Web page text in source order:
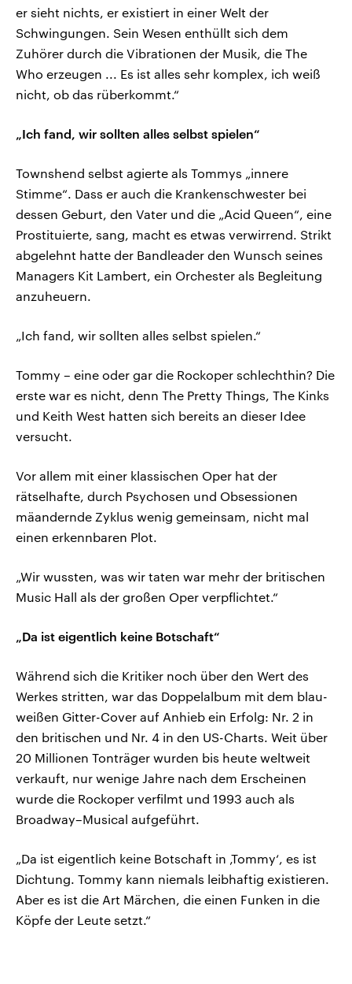
er sieht nichts, er existiert in einer Welt der
Schwingungen. Sein Wesen enthüllt sich dem
Zuhörer durch die Vibrationen der Musik, die The
Who erzeugen ... Es ist alles sehr komplex, ich weiß
nicht, ob das rüberkommt.“
„Ich fand, wir sollten alles selbst spielen“
Townshend selbst agierte als Tommys „innere
Stimme“. Dass er auch die Krankenschwester bei
dessen Geburt, den Vater und die „Acid Queen“, eine
Prostituierte, sang, macht es etwas verwirrend. Strikt
abgelehnt hatte der Bandleader den Wunsch seines
Managers Kit Lambert, ein Orchester als Begleitung
anzuheuern.
„Ich fand, wir sollten alles selbst spielen.“
Tommy – eine oder gar die Rockoper schlechthin? Die
erste war es nicht, denn The Pretty Things, The Kinks
und Keith West hatten sich bereits an dieser Idee
versucht.
Vor allem mit einer klassischen Oper hat der
rätselhafte, durch Psychosen und Obsessionen
mäandernde Zyklus wenig gemeinsam, nicht mal
einen erkennbaren Plot.
„Wir wussten, was wir taten war mehr der britischen
Music Hall als der großen Oper verpflichtet.“
„Da ist eigentlich keine Botschaft“
Während sich die Kritiker noch über den Wert des
Werkes stritten, war das Doppelalbum mit dem blau-
weißen Gitter-Cover auf Anhieb ein Erfolg: Nr. 2 in
den britischen und Nr. 4 in den US-Charts. Weit über
20 Millionen Tonträger wurden bis heute weltweit
verkauft, nur wenige Jahre nach dem Erscheinen
wurde die Rockoper verfilmt und 1993 auch als
Broadway–Musical aufgeführt.
„Da ist eigentlich keine Botschaft in ‚Tommy‘, es ist
Dichtung. Tommy kann niemals leibhaftig existieren.
Aber es ist die Art Märchen, die einen Funken in die
Köpfe der Leute setzt.“